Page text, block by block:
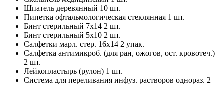
Шпатель деревянный 10 шт.
Пипетка офтальмологическая стеклянная 1 шт.
Бинт стерильный 7х14 2 шт.
Бинт стерильный 5х10 2 шт.
Салфетки марл. стер. 16х14 2 упак.
Салфетка антимикроб. (для ран, ожогов, ост. кровотеч.)
2 шт.
Лейкопластырь (рулон) 1 шт.
Система для переливания инфуз. растворов однораз. 2